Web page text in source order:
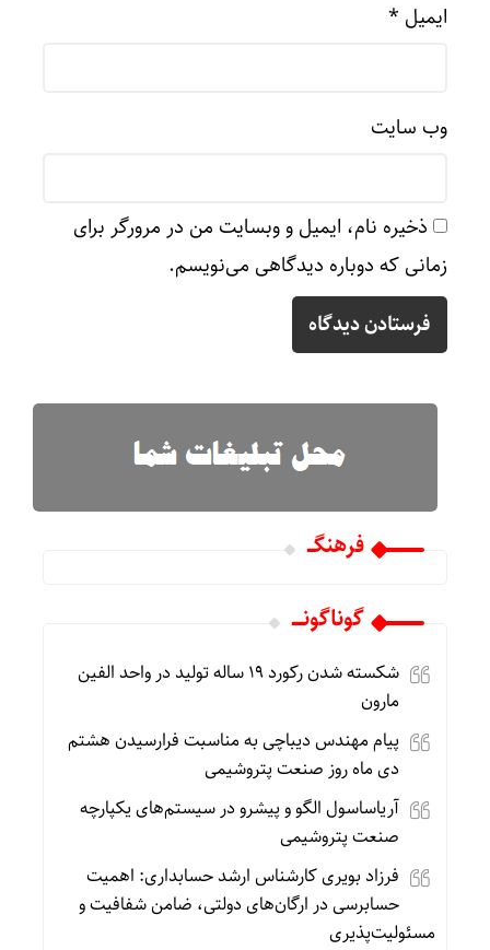
ایمیل *
وب‌ سایت
ذخیره نام، ایمیل و وبسایت من در مرورگر برای
زمانی که دوباره دیدگاهی می‌نویسم.
فرهنگـــ
گوناگونـــــ
شکسته شدن رکورد ۱۹ ساله تولید در واحد الفین
مارون
پیام مهندس دیباچی به مناسبت فرارسیدن هشتم
دی ماه روز صنعت پتروشیمی
آریاساسول الگو و پیشرو در سیستم‌های یکپارچه
صنعت پتروشیمی
فرزاد بویری کارشناس ارشد حسابداری: اهمیت
حسابرسی در ارگان‌های دولتی، ضامن شفافیت و
مسئولیت‌پذیری